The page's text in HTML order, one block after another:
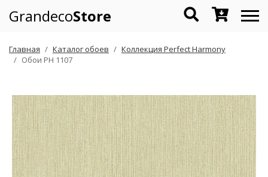
GrandecoStore
Главная Каталог обоев
Коллекция Perfect Harmony
Обои PH 1107